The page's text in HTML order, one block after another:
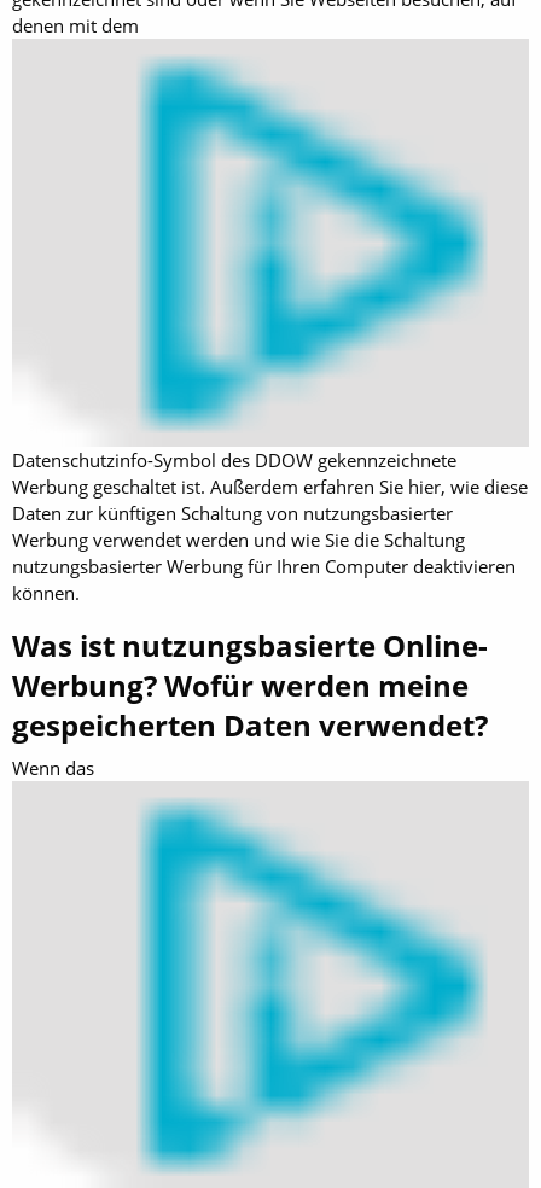
denen mit dem
Datenschutzinfo-Symbol des DDOW gekennzeichnete
Werbung geschaltet ist. Außerdem erfahren Sie hier, wie diese
Daten zur künftigen Schaltung von nutzungsbasierter
Werbung verwendet werden und wie Sie die Schaltung
nutzungsbasierter Werbung für Ihren Computer deaktivieren
können.
Was ist nutzungsbasierte Online-
Werbung? Wofür werden meine
gespeicherten Daten verwendet?
Wenn das